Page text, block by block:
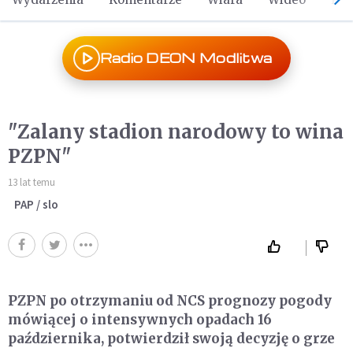
Radio DEON Modlitwa
"Zalany stadion narodowy to wina
PZPN"
13 lat temu
PAP / slo
PZPN po otrzymaniu od NCS prognozy pogody
mówiącej o intensywnych opadach 16
października, potwierdził swoją decyzję o grze